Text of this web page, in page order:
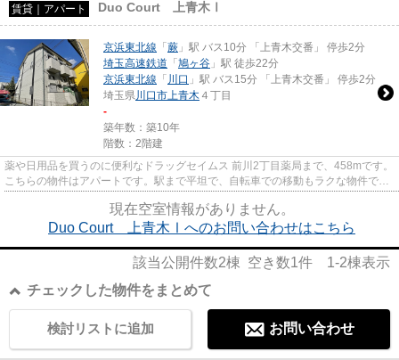
賃貸｜アパート Duo Court 上青木Ⅰ
京浜東北線 「 蕨 」駅 バス10分 「上青木交番」 停歩2分
埼玉高速鉄道 「 鳩ヶ谷 」駅 徒歩22分
京浜東北線 「 川口 」駅 バス15分 「上青木交番」 停歩2分
埼玉県川口市上青木 ４丁目
-
築年数：築10年
階数：2階建
薬や日用品を買うのに便利なドラッグセイムス 前川2丁目薬局まで、458mです。
こちらの物件はアパートです。駅まで平坦で、自転車での移動もラクな物件で
現在空室情報がありません。
Duo Court 上青木Ⅰへのお問い合わせはこちら
該当公開件数2棟 空き数1件 1-2棟表示
チェックした物件をまとめて
お問い合わせ
検討リストに追加